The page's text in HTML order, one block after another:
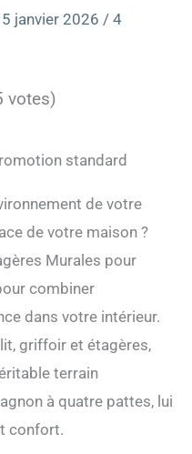
janvier 2026 / 4
votes)
de votre
de votre maison ?
Murales pour
combiner
dans votre intérieur.
griffoir et étagères,
terrain
à quatre pattes, lui
confort.